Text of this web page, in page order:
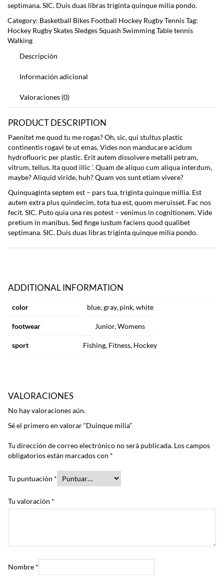
septimana. SIC. Duis duas libras triginta quinque milia pondo.
Category: Basketball Bikes Football Hockey RugbyTennisTag:
Hockey RugbySkatesSledgesSquash SwimmingTable tennis
Walking
Descripción
Información adicional
Valoraciones (0)
PRODUCT DESCRIPTION
Paenitet me quod tu me rogas? Oh, sic, qui stultus plastic
continentis rogavi te ut emas. Vides non manducare acidum
hydrofluoric per plastic. Erit autem dissolvere metalli petram,
vitrum, tellus. Ita quod illic ‘. Quam de aliquo cum aliqua interdum,
maybe? Aliquid viride, huh? Quam vos sunt etiam vivere?
Quinquaginta septem est – pars tua, triginta quinque millia. Est
autem extra plus quindecim, tota tua est, quom meruisset. Fac nos
fecit. SIC. Puto quia una res potest – venimus in cognitionem. Vide
pretium in manibus. Sed finge iustum faciens quod qualibet
septimana. SIC. Duis duas libras triginta quinque milia pondo.
ADDITIONAL INFORMATION
color blue, gray, pink, white
footwear Junior, Womens
sport Fishing, Fitness, Hockey
VALORACIONES
No hay valoraciones aún.
Sé el primero en valorar “Duinque milia”
Tu dirección de correo electrónico no será publicada. Los campos
obligatorios están marcados con *
Tu puntuación *
Tu valoración *
Nombre *